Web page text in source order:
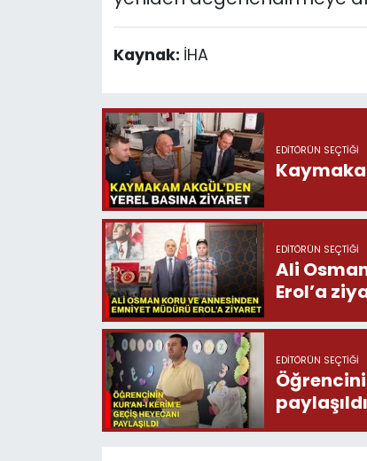
Kaynak: İHA
EDITÖRÜN SEÇTIĞI
EDITÖRÜN SEÇTIĞI
Ali
Erol’a
EDITÖRÜN SEÇTIĞI
paylaşıldı